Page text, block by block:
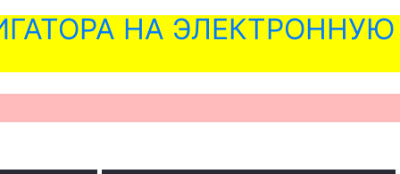
НА ЭЛЕКТРОННУЮ